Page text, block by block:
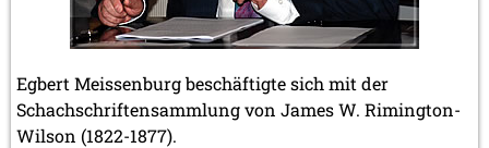
Egbert Meissenburg beschäftigte sich mit der
Schachschriftensammlung von James W. Rimington-
Wilson (1822-1877).